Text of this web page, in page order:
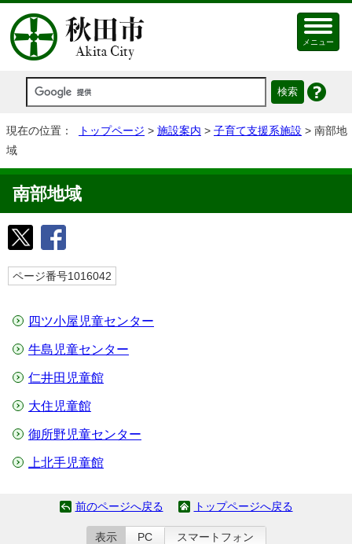
メニュー
現在の位置： トップページ > 施設案内 > 子育て支援系施設 > 南部地
域
南部地域
ページ番号1016042
四ツ小屋児童センター
牛島児童センター
仁井田児童館
大住児童館
御所野児童センター
上北手児童館
前のページへ戻る トップページへ戻る
表示 PC スマートフォン